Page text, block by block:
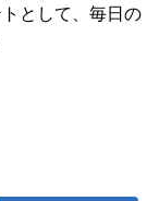
として、毎日の